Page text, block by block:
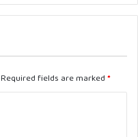
Required fields are marked *